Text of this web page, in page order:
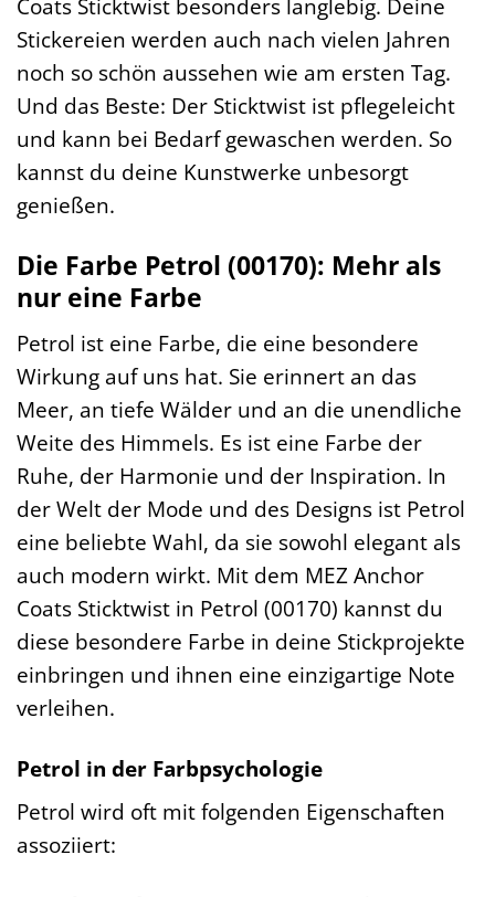
Coats Sticktwist besonders langlebig. Deine
Stickereien werden auch nach vielen Jahren
noch so schön aussehen wie am ersten Tag.
Und das Beste: Der Sticktwist ist pflegeleicht
und kann bei Bedarf gewaschen werden. So
kannst du deine Kunstwerke unbesorgt
genießen.
Die Farbe Petrol (00170): Mehr als
nur eine Farbe
Petrol ist eine Farbe, die eine besondere
Wirkung auf uns hat. Sie erinnert an das
Meer, an tiefe Wälder und an die unendliche
Weite des Himmels. Es ist eine Farbe der
Ruhe, der Harmonie und der Inspiration. In
der Welt der Mode und des Designs ist Petrol
eine beliebte Wahl, da sie sowohl elegant als
auch modern wirkt. Mit dem MEZ Anchor
Coats Sticktwist in Petrol (00170) kannst du
diese besondere Farbe in deine Stickprojekte
einbringen und ihnen eine einzigartige Note
verleihen.
Petrol in der Farbpsychologie
Petrol wird oft mit folgenden Eigenschaften
assoziiert: